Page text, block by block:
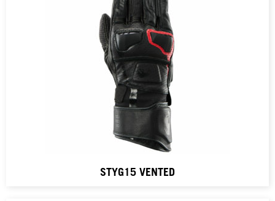
STYG15 VENTED